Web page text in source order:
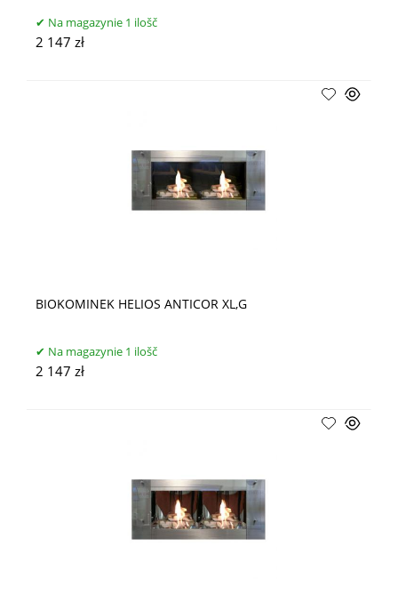
Na magazynie 1 ilošč
2 147 zł
BIOKOMINEK HELIOS ANTICOR XL,G
Na magazynie 1 ilošč
2 147 zł